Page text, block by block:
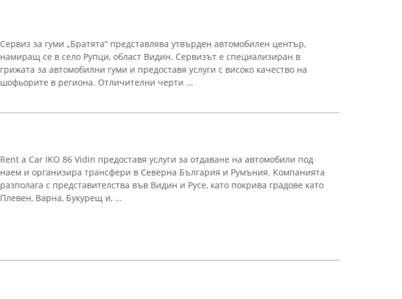
Сервиз за гуми „Братята“ представлява утвърден автомобилен център,
намиращ се в село Рупци, област Видин. Сервизът е специализиран в
грижата за автомобилни гуми и предоставя услуги с високо качество на
шофьорите в региона. Отличителни черти ...
Rent a Car IKO 86 Vidin предоставя услуги за отдаване на автомобили под
наем и организира трансфери в Северна България и Румъния. Компанията
разполага с представителства във Видин и Русе, като покрива градове като
Плевен, Варна, Букурещ и, ...